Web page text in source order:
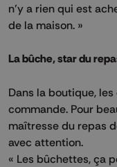
n’y a rien qui est
de la maison. »
La bûche, star du
Dans la boutique,
commande. Pour
maîtresse du repas
avec attention.
« Les bûchettes, ça